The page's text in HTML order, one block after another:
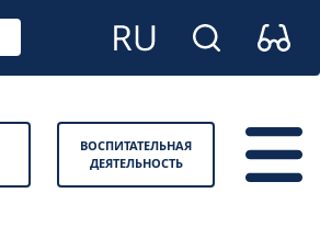
ВОСПИТАТЕЛЬНАЯ
ДЕЯТЕЛЬНОСТЬ